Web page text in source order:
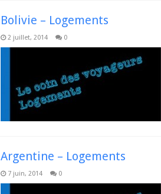
Bolivie – Logements
2 juillet, 2014 0
Argentine – Logements
7 juin, 2014 0